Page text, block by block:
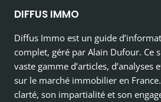
DIFFUS IMMO
Diffus Immo est un guide
complet, géré par Alain Dufour. Ce
vaste gamme d’articles, d’analyses
sur le marché immobilier en
clarté, son impartialité et son